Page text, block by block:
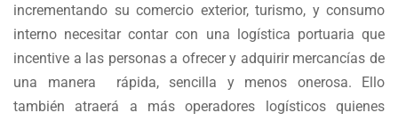
incrementando su comercio exterior, turismo, y consumo
interno necesitar contar con una logística portuaria que
incentive a las personas a ofrecer y adquirir mercancías de
una manera rápida, sencilla y menos onerosa. Ello
también atraerá a más operadores logísticos quienes